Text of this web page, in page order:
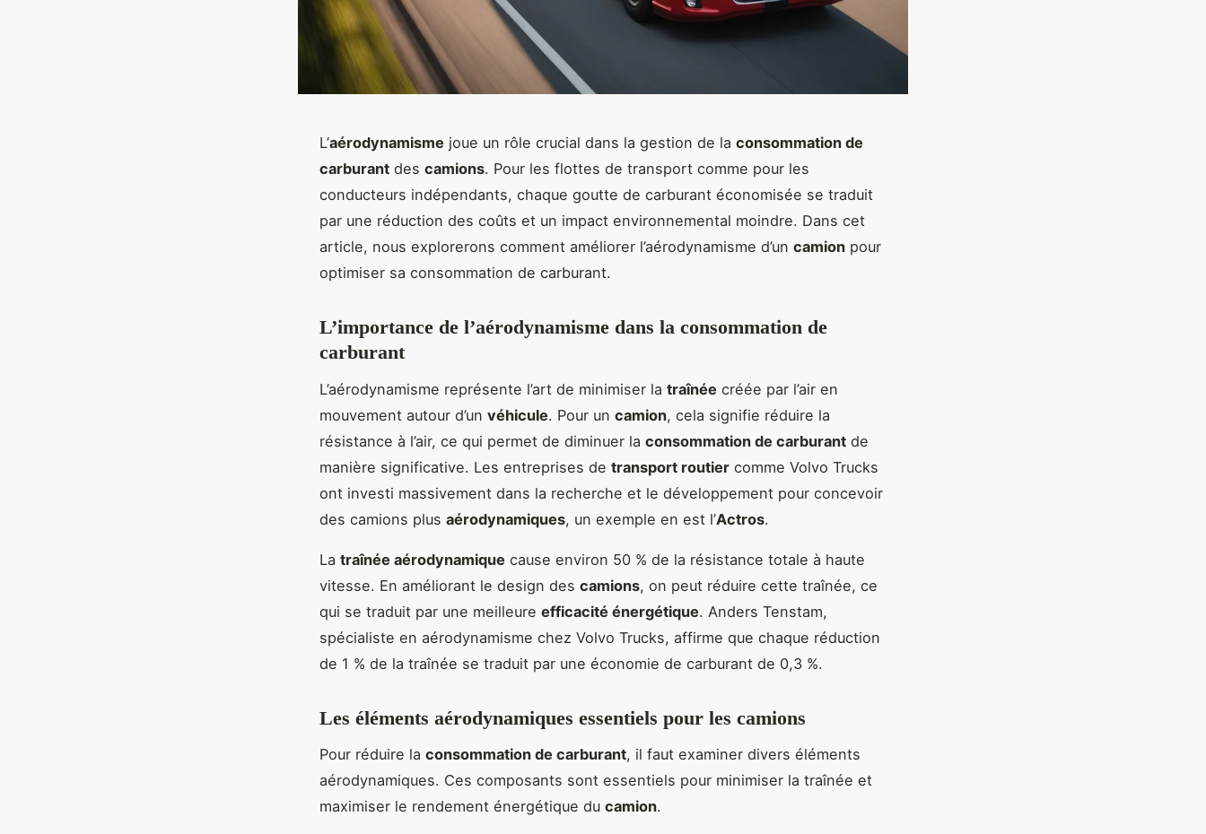
L’aérodynamisme joue un rôle crucial dans la gestion de la consommation de
carburant des camions. Pour les flottes de transport comme pour les
conducteurs indépendants, chaque goutte de carburant économisée se traduit
par une réduction des coûts et un impact environnemental moindre. Dans cet
article, nous explorerons comment améliorer l’aérodynamisme d’un camion pour
optimiser sa consommation de carburant.
L’importance de l’aérodynamisme dans la consommation de
carburant
L’aérodynamisme représente l’art de minimiser la traînée créée par l’air en
mouvement autour d’un véhicule. Pour un camion, cela signifie réduire la
résistance à l’air, ce qui permet de diminuer la consommation de carburant de
manière significative. Les entreprises de transport routier comme Volvo Trucks
ont investi massivement dans la recherche et le développement pour concevoir
des camions plus aérodynamiques, un exemple en est l’Actros.
La traînée aérodynamique cause environ 50 % de la résistance totale à haute
vitesse. En améliorant le design des camions, on peut réduire cette traînée, ce
qui se traduit par une meilleure efficacité énergétique. Anders Tenstam,
spécialiste en aérodynamisme chez Volvo Trucks, affirme que chaque réduction
de 1 % de la traînée se traduit par une économie de carburant de 0,3 %.
Les éléments aérodynamiques essentiels pour les camions
Pour réduire la consommation de carburant, il faut examiner divers éléments
aérodynamiques. Ces composants sont essentiels pour minimiser la traînée et
maximiser le rendement énergétique du camion.